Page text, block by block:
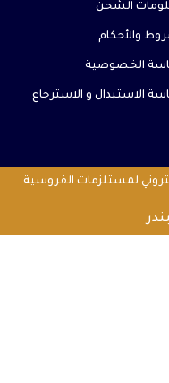
الشحن
والأحكام
الخصوصية
الاستبدال و الاسترجاع
لمستلزمات الفروسية